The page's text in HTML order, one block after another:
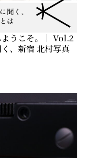
うこそ。│ Vol.2
、新宿 北村写真